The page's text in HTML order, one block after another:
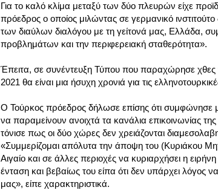
Για το καλό κλίμα μεταξύ των δύο πλευρών είχε
πρόεδρος ο οποίος μιλώντας σε γερμανικό
των διαύλων διαλόγου με τη γείτονά μας, Ελλάδα,
προβλημάτων και την περιφερειακή σταθερότητα».
Έπειτα, σε συνέντευξη Τύπου που παραχώρησε
2021 θα είναι μια ήσυχη χρονιά για τις
Ο Τούρκος πρόεδρος δήλωσε επίσης ότι
να παραμείνουν ανοιχτά τα κανάλια επικοινωνίας
τόνισε πως οι δύο χώρες δεν χρειάζονται
«Συμμερίζομαι απόλυτα την άποψη του (Κυριάκου
Αιγαίο και σε άλλες περιοχές να κυριαρχήσει η
ένταση και βεβαίως του είπα ότι δεν υπάρχει λόγος
μας», είπε χαρακτηριστικά.